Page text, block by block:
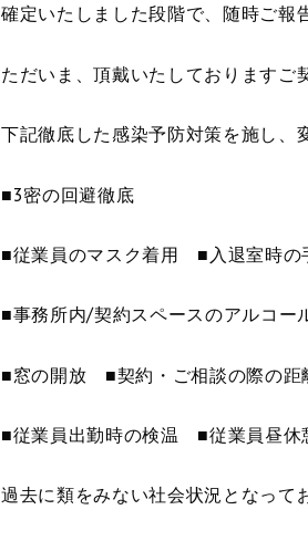
確定いたしました段階で、随時ご報
ただいま、頂戴いたしておりますご
下記徹底した感染予防対策を施し、
■3密の回避徹底
■従業員のマスク着用 ■入退室時
■事務所内/契約スペースのアルコー
■窓の開放 ■契約・ご相談の際の距
■従業員出勤時の検温 ■従業員昼
過去に類をみない社会状況となって